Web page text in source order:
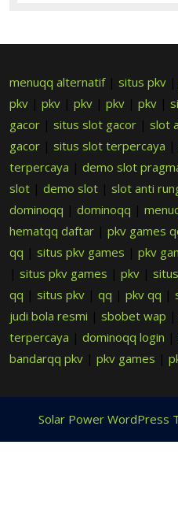
menuqq alternatif| situs pkv |
pkv | pkv | pkv | pkv | pkv |
gacor | situs slot gacor | slot
gacor | situs slot terpercaya |
terpercaya | demo slot
slot | demo slot | slot anti
dominoqq | dominoqq |
hematqq daftar | pkv games
qq | situs pkv games | pkv
| situs pkv games | pkv |
qq | situs pkv | qq | pkv qq |
judi bola resmi | sbobet wap |
terpercaya | dominoqq login |
bandarqq pkv | pkv games |
Solar Power WordPress